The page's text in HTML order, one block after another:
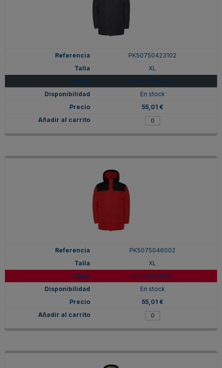
PK50750423102
XL
EBANO/NEGRO
En stock
55,01 €
PK5075046002
XL
ROJO/NEGRO
En stock
55,01 €